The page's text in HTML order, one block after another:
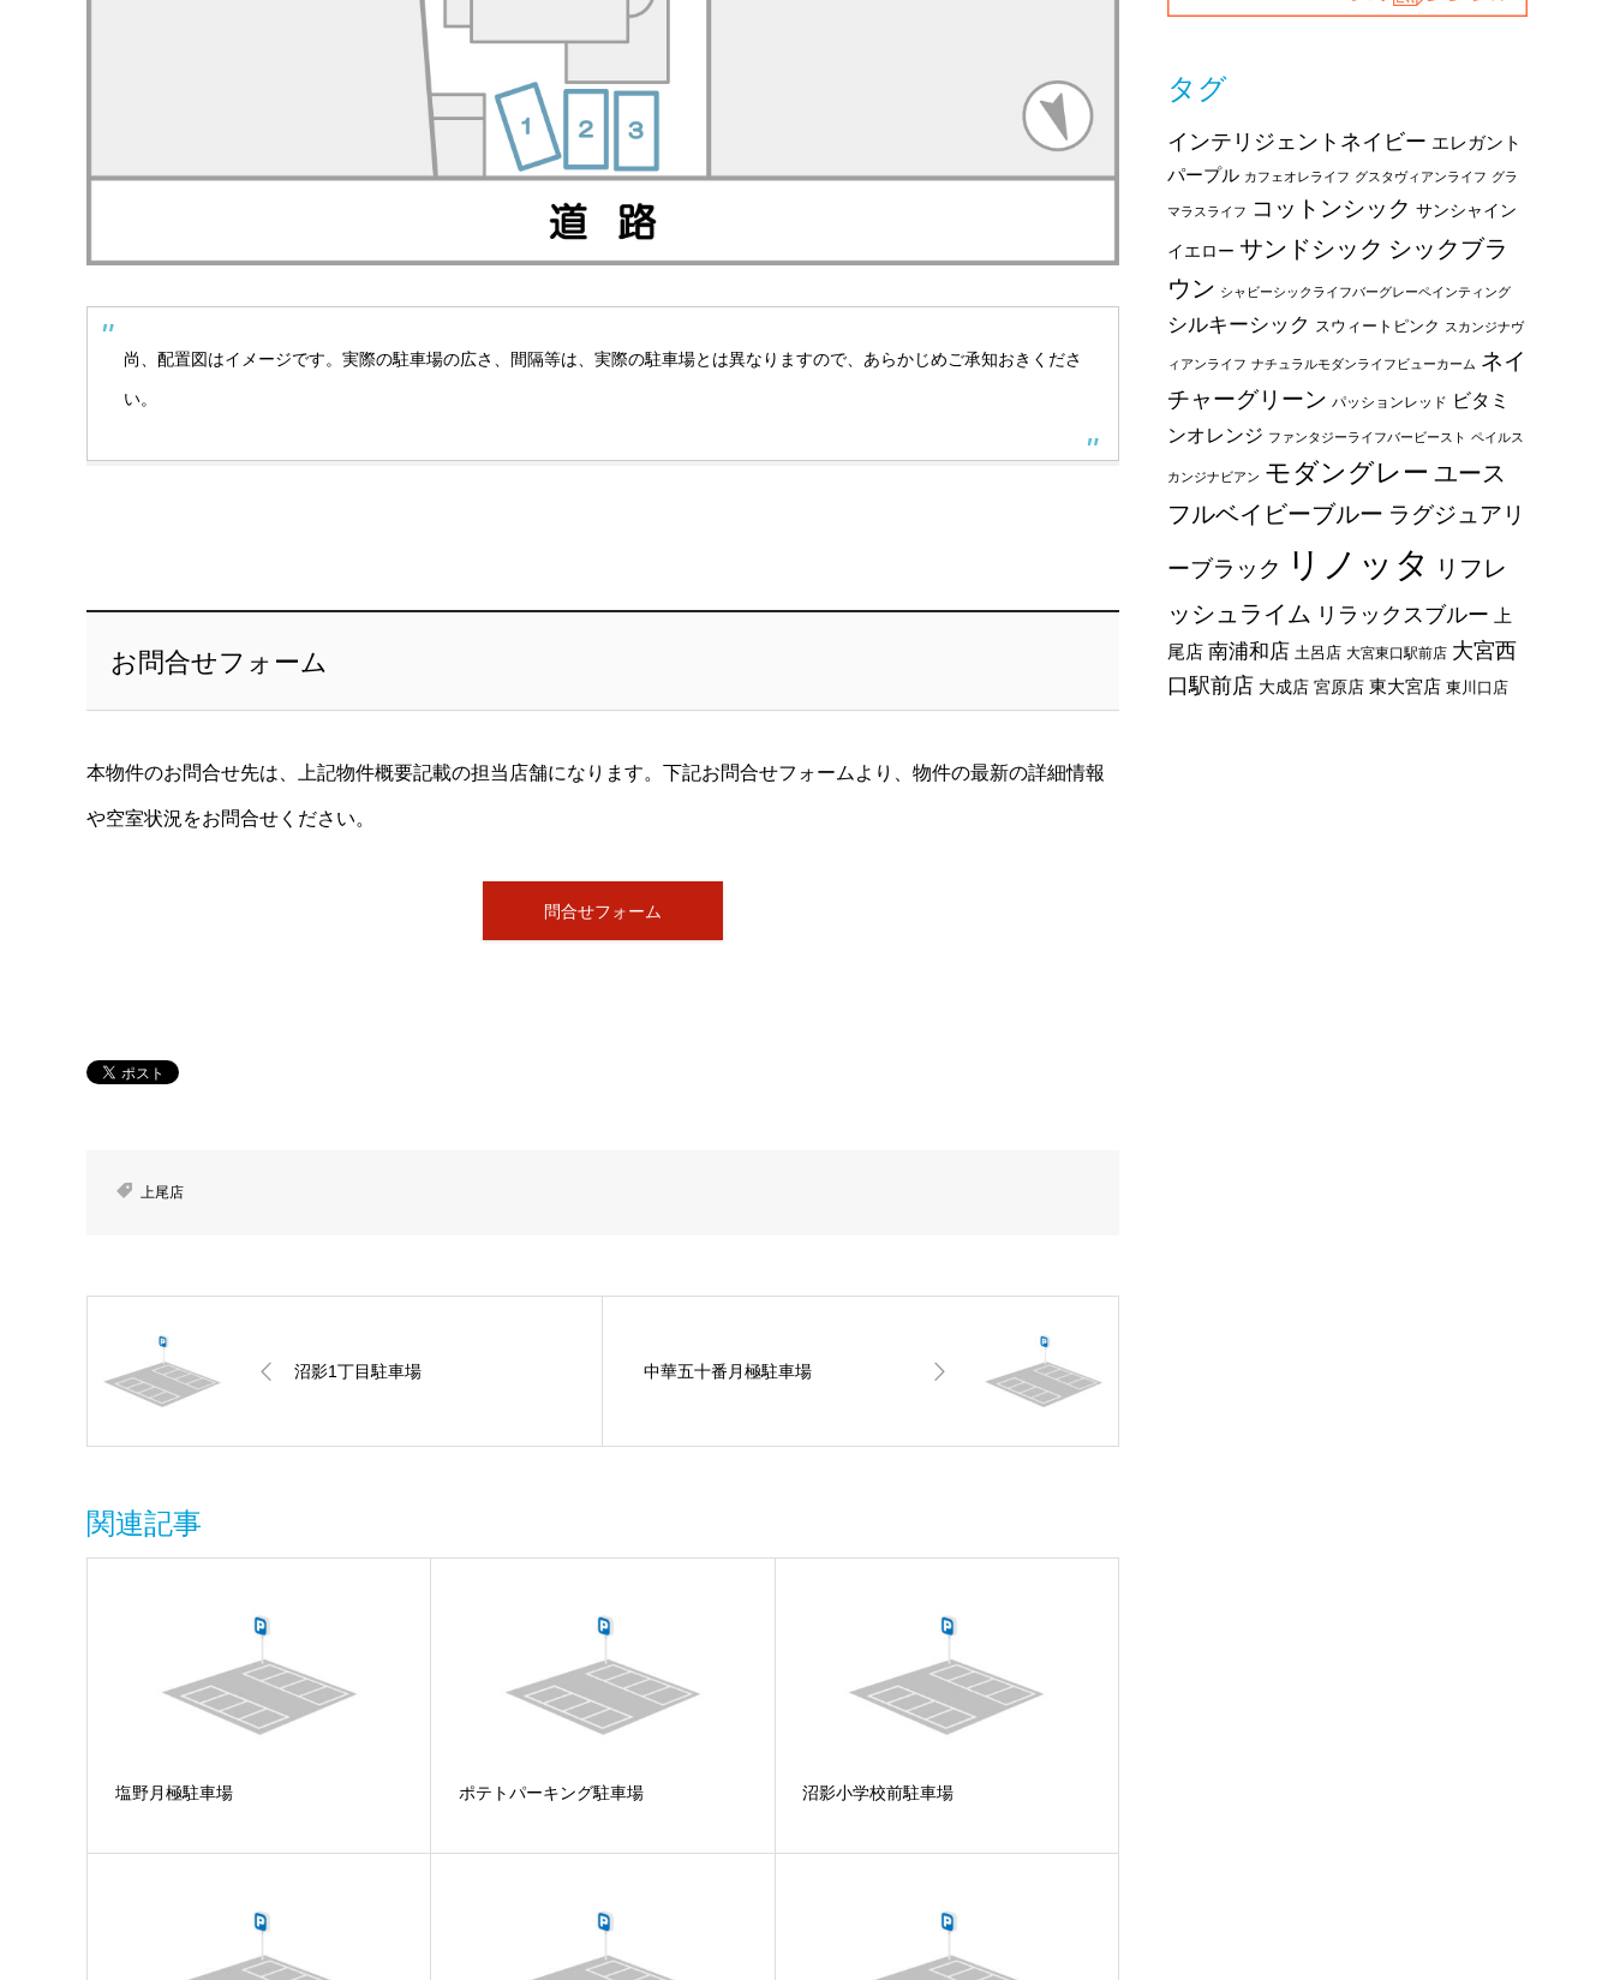
尚、配置図はイメージです。実際の駐車場の広さ、間隔等は、実際の駐車場とは異なりますので、あらかじめご承知おきくださ
い。
お問合せフォーム
本物件のお問合せ先は、上記物件概要記載の担当店舗になります。下記お問合せフォームより、物件の最新の詳細情報
や空室状況をお問合せください。
問合せフォーム
上尾店
沼影1丁目駐車場 中華五十番月極駐車場
関連記事
塩野月極駐車場 ポテトパーキング駐車場 沼影小学校前駐車場
タグ
インテリジェントネイビー エレガント
パープル カフェオレライフ グスタヴィアンライフ グラ
マラスライフ コットンシック サンシャイン
イエロー サンドシック シックブラ
ウン シャビーシックライフバーグレーペインティング
シルキーシック スウィートピンク スカンジナヴ
ィアンライフ ナチュラルモダンライフビューカーム ネイ
チャーグリーン パッションレッド ビタミ
ンオレンジ ファンタジーライフバービースト ペイルス
カンジナビアン モダングレー ユース
フルベイビーブルー ラグジュアリ
ーブラック リノッタ
リフレ
ッシュライム リラックスブルー
上
尾店 南浦和店 土呂店 大宮東口駅前店 大宮西
口駅前店 大成店 宮原店 東大宮店 東川口店